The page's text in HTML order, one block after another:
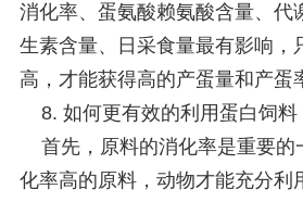
消化率、蛋氨酸赖氨酸含量、代
生素含量、日采食量最有影响，
高，才能获得高的产蛋量和产蛋
8. 如何更有效的利用蛋白饲料
首先，原料的消化率是重要的
化率高的原料，动物才能充分利